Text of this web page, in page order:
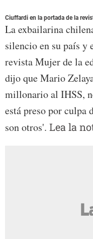
Ciuffardi en la portada de la
La exbailarina
silencio en su país y
revista Mujer de la
dijo que Mario
millonario al IHSS,
está preso por culpa
son otros'. Lea la